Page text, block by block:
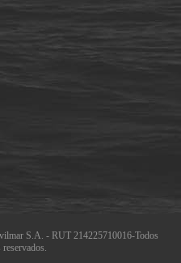
S.A. - RUT 214225710016-Todos
reservados.